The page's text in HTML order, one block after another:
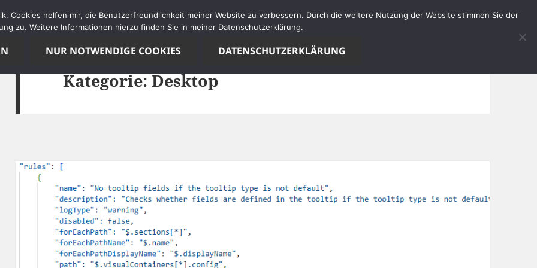
Kategorie:Desktop
Cookies helfen mir, die Benutzerfreundlichkeit meiner Website zu verbessern. Durch die weitere Nutzung der Website stimmen Sie der
zu. Weitere Informationen hierzu finden Sie in meiner Datenschutzerklärung.
NUR NOTWENDIGE COOKIES DATENSCHUTZERKLÄRUNG